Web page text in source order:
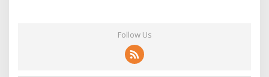
Follow Us